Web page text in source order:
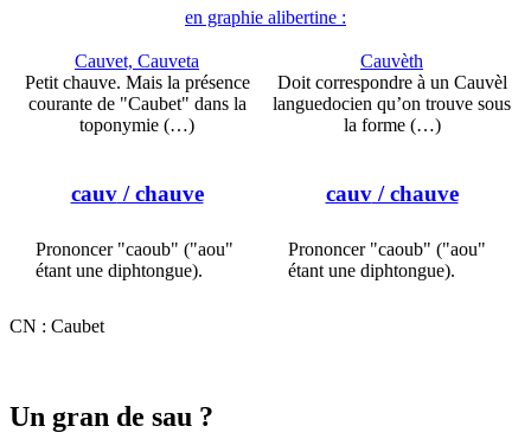
en graphie alibertine :
Cauvet, Cauveta
Petit chauve. Mais la présence
courante de "Caubet" dans la
toponymie (…)
cauv/ chauve
Prononcer "caoub" ("aou"
étant une diphtongue).
Cauvèth
Doit correspondre à un Cauvèl
languedocien qu’on trouve sous
la forme (…)
cauv/ chauve
Prononcer "caoub" ("aou"
étant une diphtongue).
CN : Caubet
Un gran de sau ?